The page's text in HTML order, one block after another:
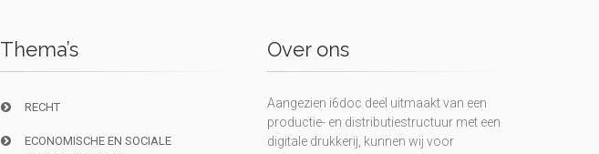
Thema’s
RECHT
ECONOMISCHE EN SOCIALE
Over ons
Aangezien i6doc deel uitmaakt van een
productie- en distributiestructuur met een
digitale drukkerij, kunnen wij voor